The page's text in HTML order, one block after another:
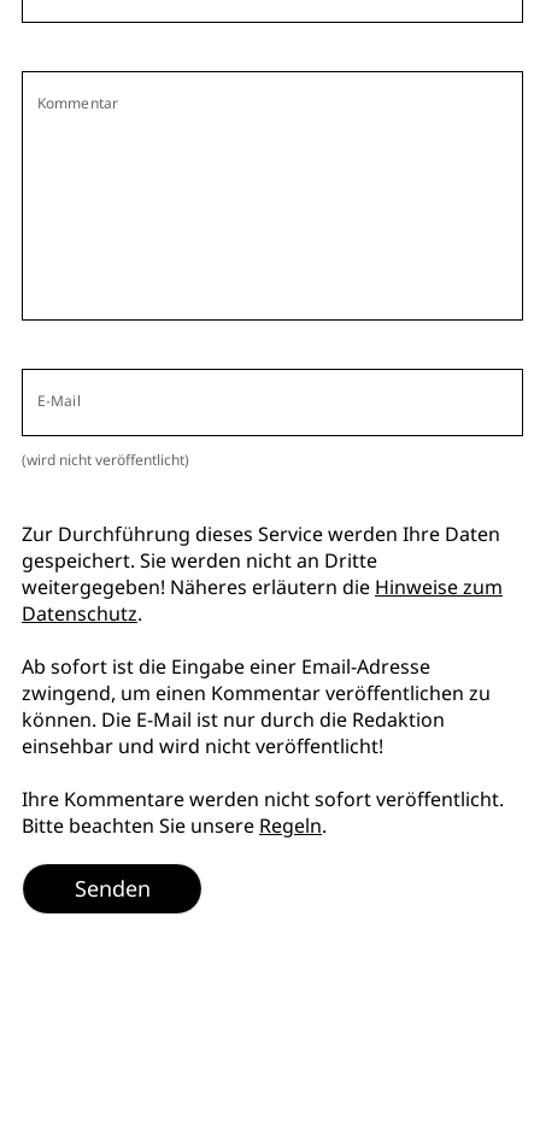
Kommentar
E-Mail
(wird nicht veröffentlicht)
Zur Durchführung dieses Service werden Ihre Daten
gespeichert. Sie werden nicht an Dritte
weitergegeben! Näheres erläutern die Hinweise zum
Datenschutz.
Ab sofort ist die Eingabe einer Email-Adresse
zwingend, um einen Kommentar veröffentlichen zu
können. Die E-Mail ist nur durch die Redaktion
einsehbar und wird nicht veröffentlicht!
Ihre Kommentare werden nicht sofort veröffentlicht.
Bitte beachten Sie unsere Regeln.
Senden